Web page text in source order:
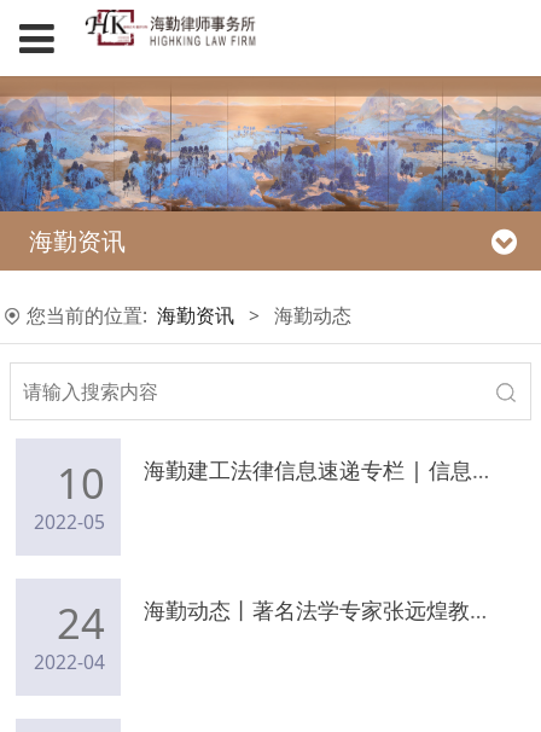
海勤资讯
您当前的位置: 海勤资讯 > 海勤动态
10
2022-05
海勤建工法律信息速递专栏 | 信息动态（2022年5月8日）
24
2022-04
海勤动态丨著名法学专家张远煌教授莅临海勤所开展刑事合规讲座